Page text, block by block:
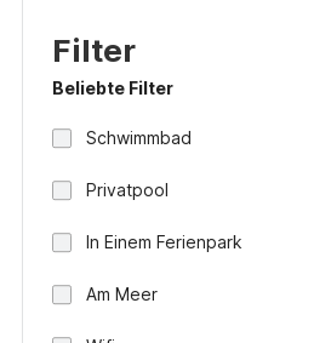
Filter
Beliebte Filter
Schwimmbad
Privatpool
In Einem Ferienpark
Am Meer